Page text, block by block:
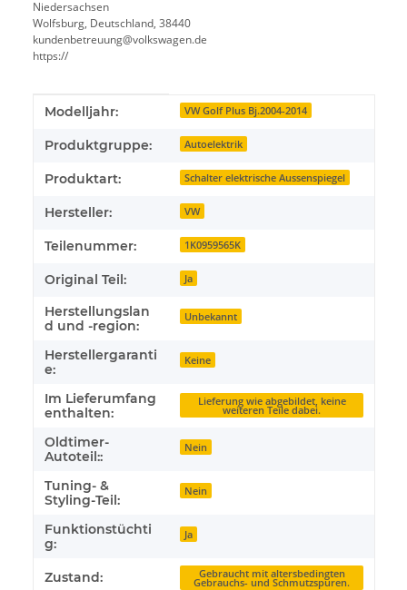
Niedersachsen
Wolfsburg, Deutschland, 38440
kundenbetreuung@volkswagen.de
https://
Produkteigenschaft
Wert
Modelljahr: VW Golf Plus Bj.2004-2014
Produktgruppe: Autoelektrik
Produktart: Schalter elektrische Aussenspiegel
Hersteller: VW
Teilenummer: 1K0959565K
Original Teil: Ja
Herstellungslan
d und -region:
Unbekannt
Herstellergaranti
e:
Keine
Im Lieferumfang
enthalten:
Lieferung wie abgebildet, keine
weiteren Teile dabei.
Oldtimer-
Autoteil::
Nein
Tuning- &
Styling-Teil:
Nein
Funktionstüchti
g:
Ja
Zustand: Gebraucht mit altersbedingten
Gebrauchs- und Schmutzspuren.